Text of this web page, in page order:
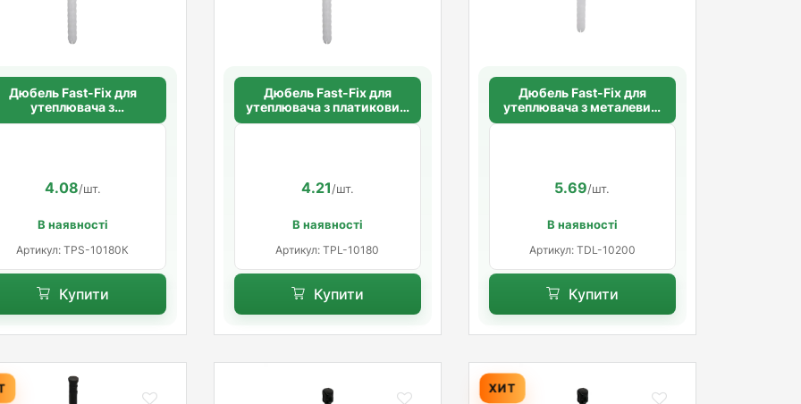
Дюбель Fast-Fix для
утеплювача з
пластиковим цвяхом
4.08/шт.
В наявності
Артикул: TPS-10180К
Купити
Дюбель Fast-Fix для
утеплювача з платиковим
цвяхом 10х180 мм. довга
4.21/шт.
В наявності
Артикул: TPL-10180
Купити
Дюбель Fast-Fix для
утеплювача з металевим
цвяхом 10х200 мм. довга
5.69/шт.
В наявності
Артикул: TDL-10200
Купити
ХИТ